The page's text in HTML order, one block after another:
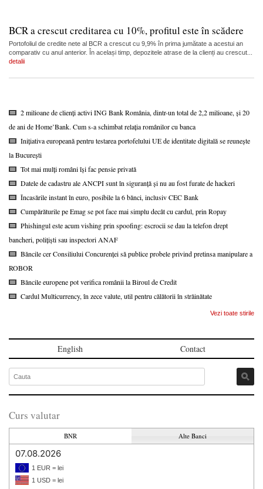
BCR a crescut creditarea cu 10%, profitul este în scădere
Portofoliul de credite nete al BCR a crescut cu 9,9% în prima jumătate a acestui an
comparativ cu anul anterior. În același timp, depozitele atrase de la clienți au crescut...
detalii
2 milioane de clienți activi ING Bank România, dintr-un total de 2,2 milioane, și 20
de ani de Home’Bank. Cum s-a schimbat relația românilor cu banca
Inițiativa europeană pentru testarea portofelului UE de identitate digitală se reunește
la București
Tot mai mulți români își fac pensie privată
Datele de cadastru ale ANCPI sunt în siguranță și nu au fost furate de hackeri
Încasările instant în euro, posibile la 6 bănci, inclusiv CEC Bank
Cumpărăturile pe Emag se pot face mai simplu decât cu cardul, prin Ropay
Phishingul este acum vishing prin spoofing: escrocii se dau la telefon drept
bancheri, polițiști sau inspectori ANAF
Băncile cer Consiliului Concurenței să publice probele privind pretinsa manipulare a
ROBOR
Băncile europene pot verifica românii la Biroul de Credit
Cardul Multicurrency, în zece valute, util pentru călătorii în străinătate
Vezi toate stirile
English Contact
Curs valutar
BNR Alte Banci
07.08.2026
1 EUR = lei
1 USD = lei